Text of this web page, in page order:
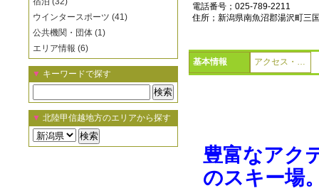
ウインタースポーツ (41)
公共機関・団体 (1)
エリア情報 (6)
▼ キーワードで探す
▼ 北陸甲信越地方のエリアから探す
電話番号；025-789-2211
住所；新潟県南魚沼郡湯沢町
基本情報 アクセス・地図
豊富なアク
のスキー場